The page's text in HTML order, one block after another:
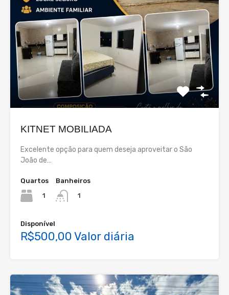
KITNET MOBILIADA
Excelente opção para quem deseja aproveitar o São
João de…
Quartos
1
Banheiros
1
Disponível
R$500,00 Valor diária